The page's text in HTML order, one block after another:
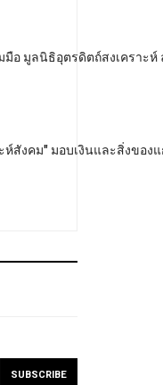
มือ มูลนิธิอุตรดิตถ์สงเคราะ
ะห์สังคม" มอบเงินและสิ่งขอ